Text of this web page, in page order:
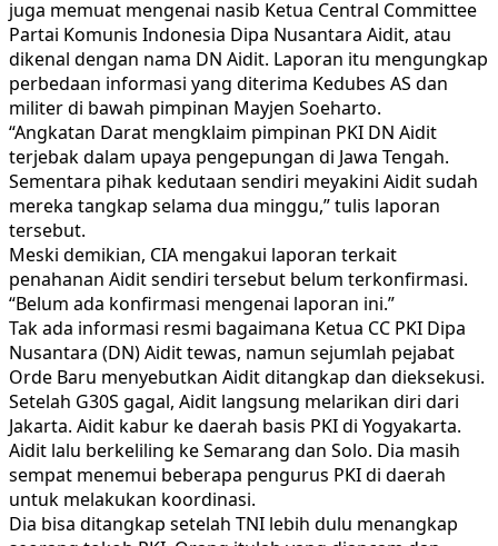
juga memuat mengenai nasib Ketua Central Committee
Partai Komunis Indonesia Dipa Nusantara Aidit, atau
dikenal dengan nama DN Aidit. Laporan itu mengungkap
perbedaan informasi yang diterima Kedubes AS dan
militer di bawah pimpinan Mayjen Soeharto.
“Angkatan Darat mengklaim pimpinan PKI DN Aidit
terjebak dalam upaya pengepungan di Jawa Tengah.
Sementara pihak kedutaan sendiri meyakini Aidit sudah
mereka tangkap selama dua minggu,” tulis laporan
tersebut.
Meski demikian, CIA mengakui laporan terkait
penahanan Aidit sendiri tersebut belum terkonfirmasi.
“Belum ada konfirmasi mengenai laporan ini.”
Tak ada informasi resmi bagaimana Ketua CC PKI Dipa
Nusantara (DN) Aidit tewas, namun sejumlah pejabat
Orde Baru menyebutkan Aidit ditangkap dan dieksekusi.
Setelah G30S gagal, Aidit langsung melarikan diri dari
Jakarta. Aidit kabur ke daerah basis PKI di Yogyakarta.
Aidit lalu berkeliling ke Semarang dan Solo. Dia masih
sempat menemui beberapa pengurus PKI di daerah
untuk melakukan koordinasi.
Dia bisa ditangkap setelah TNI lebih dulu menangkap